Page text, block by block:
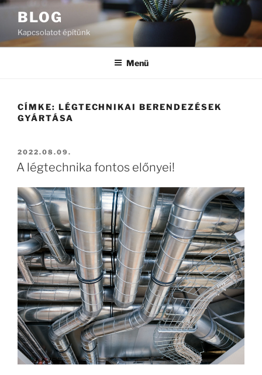
Tartalomhoz
BLOG
Kapcsolatot építünk
Menü
CÍMKE: LÉGTECHNIKAI BERENDEZÉSEK
GYÁRTÁSA
BEKÜLDVE:
2022.08.09.
A légtechnika fontos előnyei!